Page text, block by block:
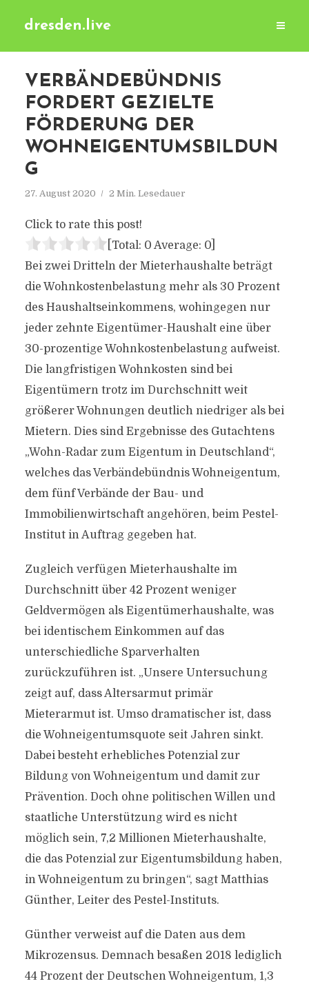
dresden.live
VERBÄNDEBÜNDNIS
FORDERT GEZIELTE
FÖRDERUNG DER
WOHNEIGENTUMSBILDUN
G
27. August 2020 2 Min. Lesedauer
Click to rate this post!
[Total: 0 Average: 0]
Bei zwei Dritteln der Mieterhaushalte beträgt
die Wohnkostenbelastung mehr als 30 Prozent
des Haushaltseinkommens, wohingegen nur
jeder zehnte Eigentümer-Haushalt eine über
30-prozentige Wohnkostenbelastung aufweist.
Die langfristigen Wohnkosten sind bei
Eigentümern trotz im Durchschnitt weit
größerer Wohnungen deutlich niedriger als bei
Mietern. Dies sind Ergebnisse des Gutachtens
„Wohn-Radar zum Eigentum in Deutschland“,
welches das Verbändebündnis Wohneigentum,
dem fünf Verbände der Bau- und
Immobilienwirtschaft angehören, beim Pestel-
Institut in Auftrag gegeben hat.
Zugleich verfügen Mieterhaushalte im
Durchschnitt über 42 Prozent weniger
Geldvermögen als Eigentümerhaushalte, was
bei identischem Einkommen auf das
unterschiedliche Sparverhalten
zurückzuführen ist. „Unsere Untersuchung
zeigt auf, dass Altersarmut primär
Mieterarmut ist. Umso dramatischer ist, dass
die Wohneigentumsquote seit Jahren sinkt.
Dabei besteht erhebliches Potenzial zur
Bildung von Wohneigentum und damit zur
Prävention. Doch ohne politischen Willen und
staatliche Unterstützung wird es nicht
möglich sein, 7,2 Millionen Mieterhaushalte,
die das Potenzial zur Eigentumsbildung haben,
in Wohneigentum zu bringen“, sagt Matthias
Günther, Leiter des Pestel-Instituts.
Günther verweist auf die Daten aus dem
Mikrozensus. Demnach besaßen 2018 lediglich
44 Prozent der Deutschen Wohneigentum, 1,3